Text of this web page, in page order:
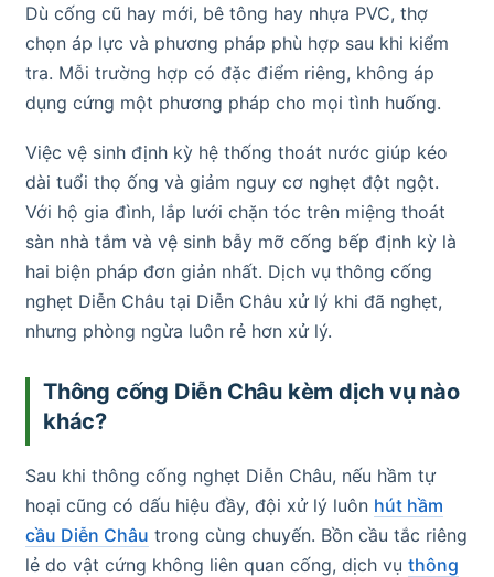
Dù cống cũ hay mới, bê tông hay nhựa PVC, thợ
chọn áp lực và phương pháp phù hợp sau khi kiểm
tra. Mỗi trường hợp có đặc điểm riêng, không áp
dụng cứng một phương pháp cho mọi tình huống.
Việc vệ sinh định kỳ hệ thống thoát nước giúp kéo
dài tuổi thọ ống và giảm nguy cơ nghẹt đột ngột.
Với hộ gia đình, lắp lưới chặn tóc trên miệng thoát
sàn nhà tắm và vệ sinh bẫy mỡ cống bếp định kỳ là
hai biện pháp đơn giản nhất. Dịch vụ thông cống
nghẹt Diễn Châu tại Diễn Châu xử lý khi đã nghẹt,
nhưng phòng ngừa luôn rẻ hơn xử lý.
Thông cống Diễn Châu kèm dịch vụ nào
khác?
Sau khi thông cống nghẹt Diễn Châu, nếu hầm tự
hoại cũng có dấu hiệu đầy, đội xử lý luôn hút hầm
cầu Diễn Châu trong cùng chuyến. Bồn cầu tắc riêng
lẻ do vật cứng không liên quan cống, dịch vụ thông